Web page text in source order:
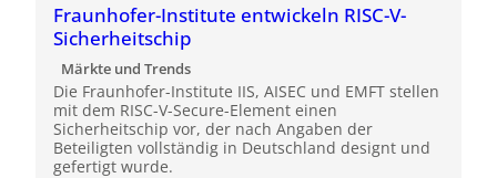
Fraunhofer-Institute entwickeln RISC-V-
Sicherheitschip
Märkte und Trends
Die Fraunhofer-Institute IIS, AISEC und EMFT stellen
mit dem RISC-V-Secure-Element einen
Sicherheitschip vor, der nach Angaben der
Beteiligten vollständig in Deutschland designt und
gefertigt wurde.